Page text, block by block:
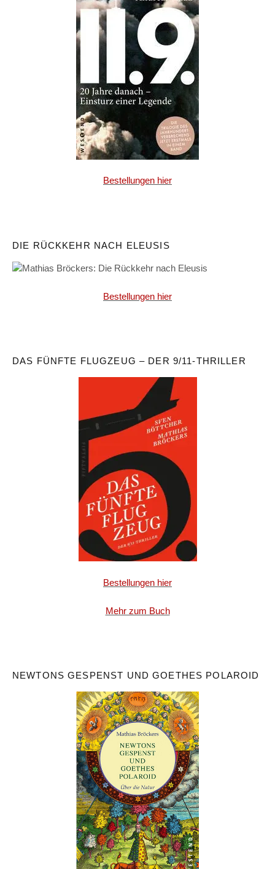
Bestellungen hier
DIE RÜCKKEHR NACH ELEUSIS
Bestellungen hier
DAS FÜNFTE FLUGZEUG – DER 9/11-THRILLER
Bestellungen hier
Mehr zum Buch
NEWTONS GESPENST UND GOETHES POLAROID